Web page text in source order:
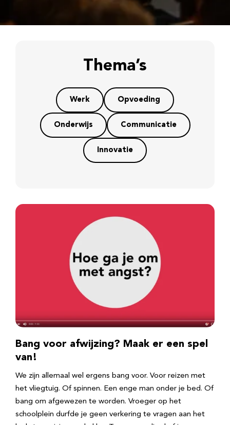
Thema’s
Werk Opvoeding
Onderwijs Communicatie
Innovatie
Bang voor afwijzing? Maak er een spel
van!
We zijn allemaal wel ergens bang voor. Voor reizen met
het vliegtuig. Of spinnen. Een enge man onder je bed. Of
bang om afgewezen te worden. Vroeger op het
schoolplein durfde je geen verkering te vragen aan het